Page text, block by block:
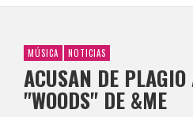
MÚSICA NOTICIAS
ACUSAN DE
"WOODS" DE &ME